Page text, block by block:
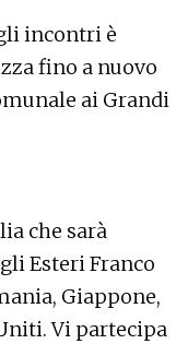
incontri è
fino a nuovo
ai Grandi
che sarà
Esteri Franco
Giappone,
Vi partecipa